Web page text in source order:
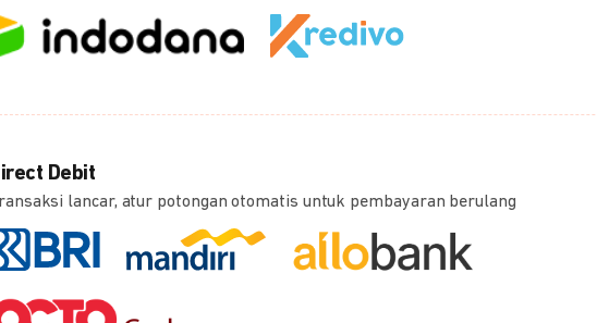
Debit
lancar, atur potongan otomatis untuk pembayaran berulang